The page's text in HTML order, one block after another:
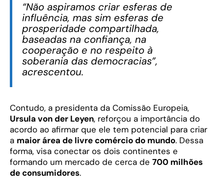
“Não aspiramos criar esferas de
influência, mas sim esferas de
prosperidade compartilhada,
baseadas na confiança, na
cooperação e no respeito à
soberania das democracias”,
acrescentou.
Contudo, a presidenta da Comissão Europeia,
Ursula von der Leyen, reforçou a importância do
acordo ao afirmar que ele tem potencial para criar
a maior área de livre comércio do mundo. Dessa
forma, visa conectar os dois continentes e
formando um mercado de cerca de 700 milhões
de consumidores.